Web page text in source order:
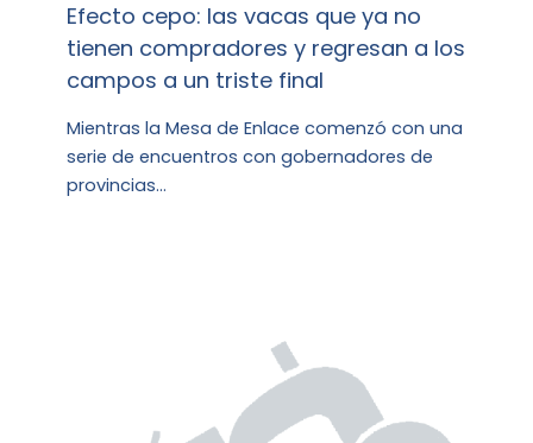
Efecto cepo: las vacas que ya no
tienen compradores y regresan a los
campos a un triste final
Mientras la Mesa de Enlace comenzó con una
serie de encuentros con gobernadores de
provincias…